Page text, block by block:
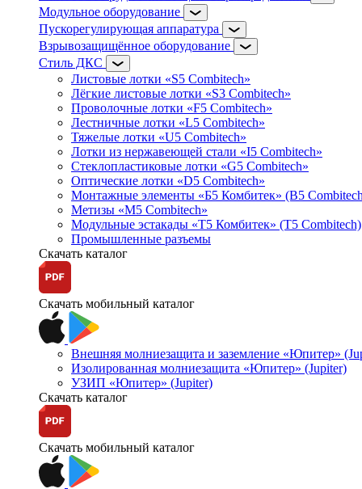
Модульное оборудование
Пускорегулирующая аппаратура
Взрывозащищённое оборудование
Стиль ДКС
Листовые лотки «S5 Combitech»
Лёгкие листовые лотки «S3 Combitech»
Проволочные лотки «F5 Combitech»
Лестничные лотки «L5 Combitech»
Тяжелые лотки «U5 Combitech»
Лотки из нержавеющей стали «I5 Combitech»
Стеклопластиковые лотки «G5 Combitech»
Оптические лотки «D5 Combitech»
Монтажные элементы «Б5 Комбитек» (B5
Метизы «M5 Combitech»
Модульные эстакады «Т5 Комбитек» (T5 Combitech)
Промышленные разъемы
Скачать каталог
Скачать мобильный каталог
Внешняя молниезащита и заземление «Юпитер»
Изолированная молниезащита «Юпитер» (Jupiter)
УЗИП «Юпитер» (Jupiter)
Скачать каталог
Скачать мобильный каталог